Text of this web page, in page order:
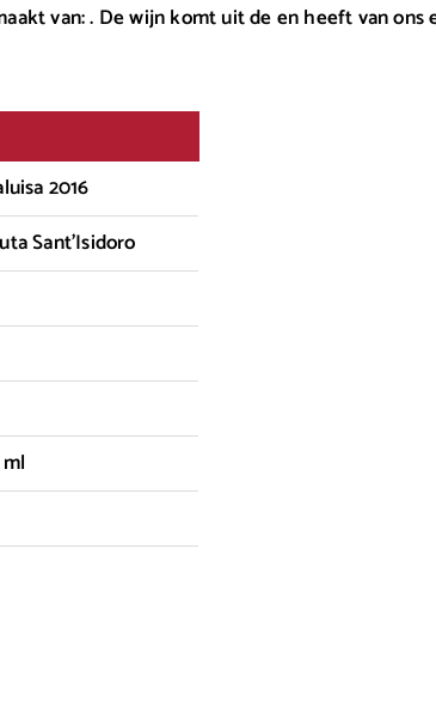
van: . De wijn komt uit de en heeft van
2016
Sant'Isidoro